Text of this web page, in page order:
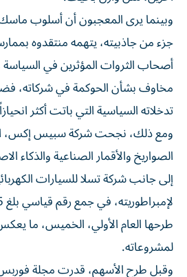
وبينما يرى المعجبون ⁠أن أسلوب
جزء من جاذبيته، يتهمه منتقدوه
أصحاب الثروات المؤثرين في ‌السياسة
مخاوف بشأن الحوكمة في شركاته،
تدخلاته السياسية التي باتت أكثر
ومع ذلك، نجحت شركة سبيس
الصواريخ والأقمار الصناعية والذكاء
إلى جانب شركة تسلا للسيارات
طرحها العام الأولي، الخميس، ما
لمشروعاته.